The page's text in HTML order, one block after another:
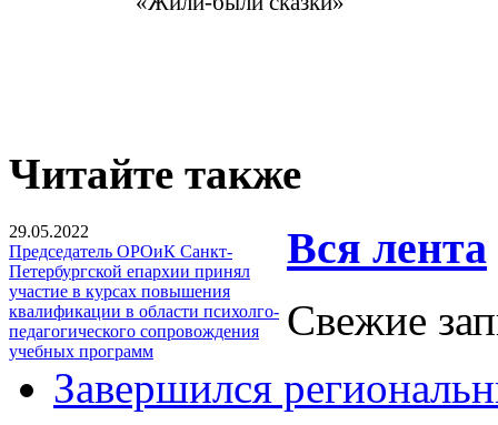
Читайте также
29.05.2022
Председатель ОРОиК Санкт-
Петербургской епархии принял
участие в курсах повышения
квалификации в области психолго-
педагогического сопровождения
учебных программ
Вся лента
Свежие
Завершился